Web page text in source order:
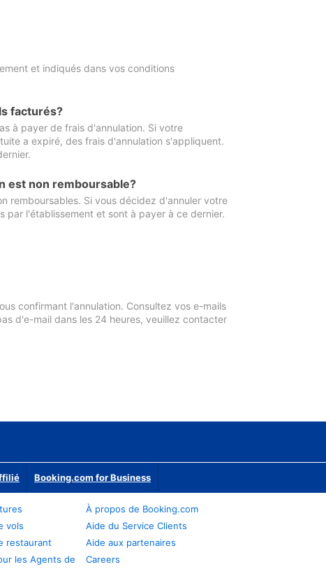
et indiqués dans vos conditions
facturés?
à payer de frais d'annulation. Si votre
a expiré, des frais d'annulation s'appliquent.
est non remboursable?
remboursables. Si vous décidez d'annuler votre
par l'établissement et sont à payer à ce dernier.
confirmant l'annulation. Consultez vos e-mails
d'e-mail dans les 24 heures, veuillez contacter
Booking.com for Business
vols
restaurant
les Agents de
À propos de Booking.com
Aide du Service Clients
Aide aux partenaires
Careers